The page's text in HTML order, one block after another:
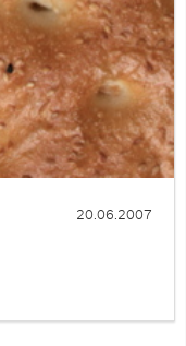
20.06.2007